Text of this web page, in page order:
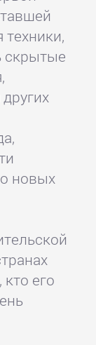
скрытые
новых
его